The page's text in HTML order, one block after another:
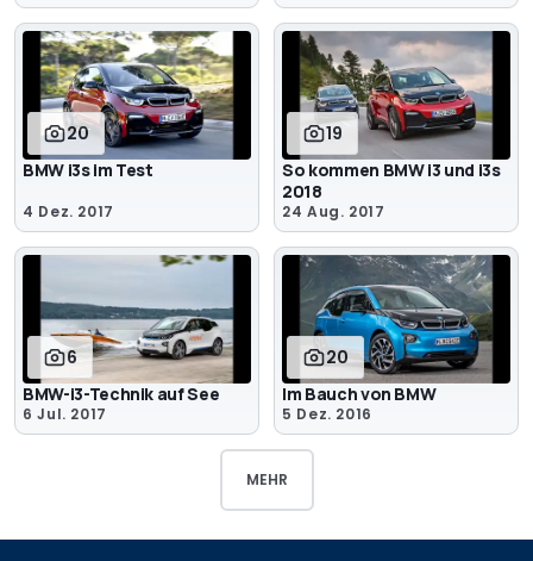
20
BMW i3s im Test
4 Dez. 2017
19
So kommen BMW i3 und i3s
2018
24 Aug. 2017
6
BMW-i3-Technik auf See
6 Jul. 2017
20
Im Bauch von BMW
5 Dez. 2016
MEHR